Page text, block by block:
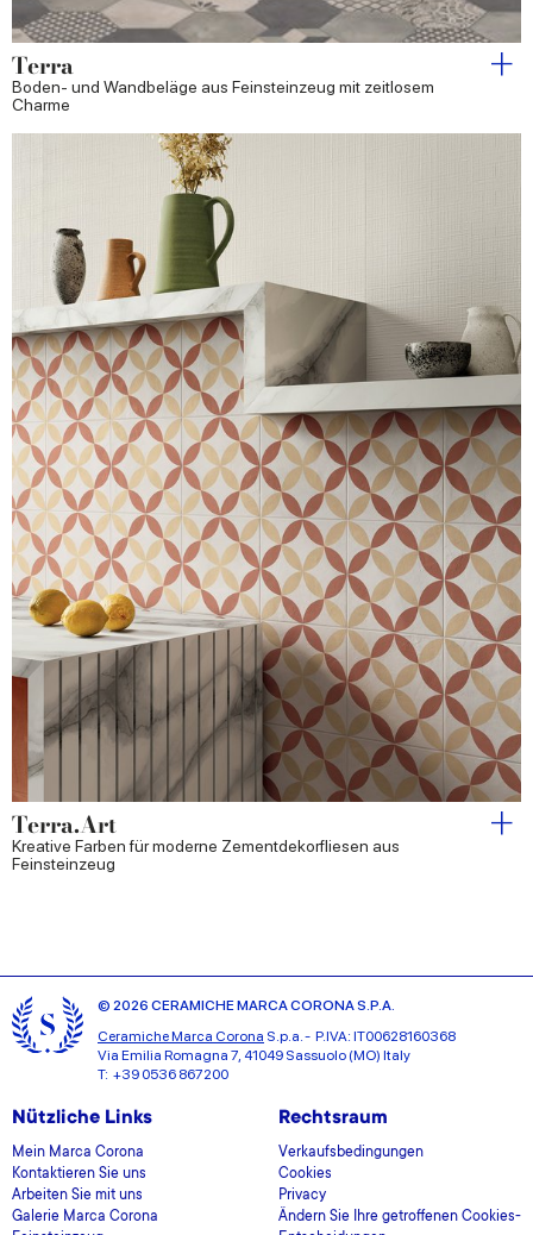
Terra
Boden- und Wandbeläge aus Feinsteinzeug mit zeitlosem
Charme
Terra.Art
Kreative Farben für moderne Zementdekorfliesen aus
Feinsteinzeug
© 2026 CERAMICHE MARCA CORONA S.P.A.
Ceramiche Marca Corona S.p.a. - P.IVA: IT00628160368
Via Emilia Romagna 7, 41049 Sassuolo (MO) Italy
T: +39 0536 867200
Nützliche Links
Mein Marca Corona
Kontaktieren Sie uns
Arbeiten Sie mit uns
Galerie Marca Corona
Rechtsraum
Verkaufsbedingungen
Cookies
Privacy
Ändern Sie Ihre getroffenen Cookies-